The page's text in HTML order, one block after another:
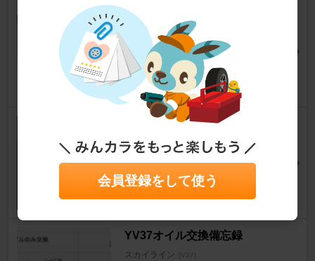
エアコンフィルター交換
スカイライン [V37]
ヤクソンさん
12
0
カーエアコン用消臭抗菌剤取付
スカイライン [V37]
陸奥守吉行さん
16
YV37オイル交換備忘録
スカイライン [V37]
会員登録をして使う